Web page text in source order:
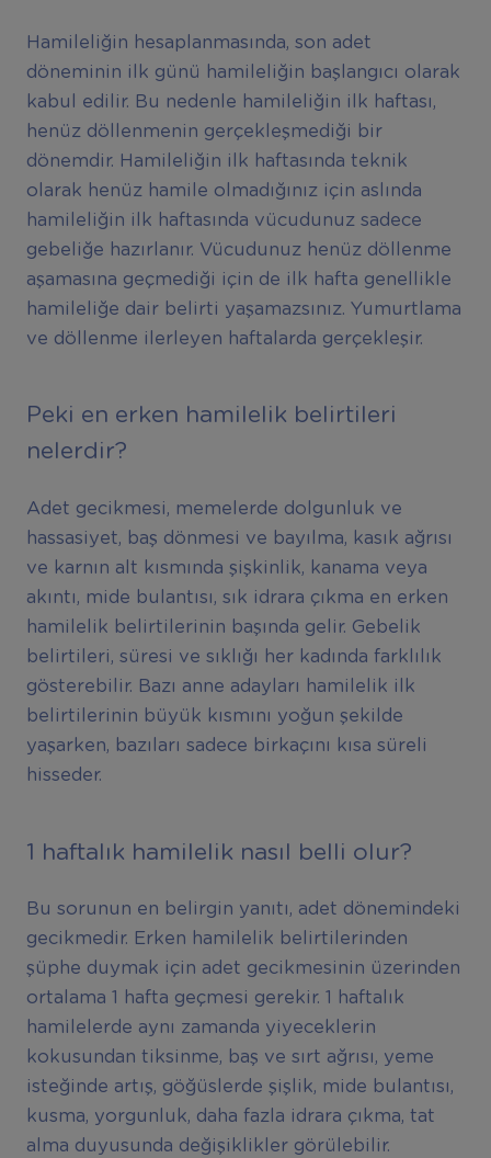
Hamileliğin hesaplanmasında, son adet
döneminin ilk günü hamileliğin başlangıcı olarak
kabul edilir. Bu nedenle hamileliğin ilk haftası,
henüz döllenmenin gerçekleşmediği bir
dönemdir. Hamileliğin ilk haftasında teknik
olarak henüz hamile olmadığınız için aslında
hamileliğin ilk haftasında vücudunuz sadece
gebeliğe hazırlanır. Vücudunuz henüz döllenme
aşamasına geçmediği için de ilk hafta genellikle
hamileliğe dair belirti yaşamazsınız. Yumurtlama
ve döllenme ilerleyen haftalarda gerçekleşir.
Peki en erken hamilelik belirtileri
nelerdir?
Adet gecikmesi, memelerde dolgunluk ve
hassasiyet, baş dönmesi ve bayılma, kasık ağrısı
ve karnın alt kısmında şişkinlik, kanama veya
akıntı, mide bulantısı, sık idrara çıkma en erken
hamilelik belirtilerinin başında gelir. Gebelik
belirtileri, süresi ve sıklığı her kadında farklılık
gösterebilir. Bazı anne adayları hamilelik ilk
belirtilerinin büyük kısmını yoğun şekilde
yaşarken, bazıları sadece birkaçını kısa süreli
hisseder.
1 haftalık hamilelik nasıl belli olur?
Bu sorunun en belirgin yanıtı, adet dönemindeki
gecikmedir. Erken hamilelik belirtilerinden
şüphe duymak için adet gecikmesinin üzerinden
ortalama 1 hafta geçmesi gerekir. 1 haftalık
hamilelerde aynı zamanda yiyeceklerin
kokusundan tiksinme, baş ve sırt ağrısı, yeme
isteğinde artış, göğüslerde şişlik, mide bulantısı,
kusma, yorgunluk, daha fazla idrara çıkma, tat
alma duyusunda değişiklikler görülebilir.